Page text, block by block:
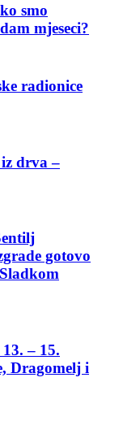
smo
mjeseci?
radionice
drva –
gotovo
– 15.
Dragomelj i